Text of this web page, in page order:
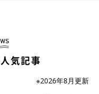
気記事
※2026年8月更新